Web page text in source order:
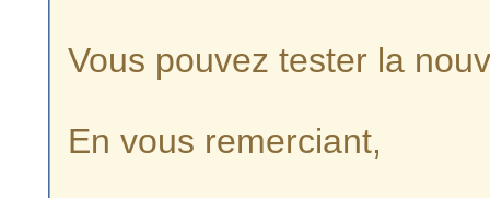
Vous pouvez tester la
En vous remerciant,